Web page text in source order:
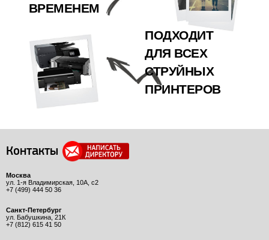
ВРЕМЕНЕМ
ПОДХОДИТ
ДЛЯ ВСЕХ
СТРУЙНЫХ
ПРИНТЕРОВ
Контакты
Москва
ул. 1-я Владимирская, 10А, с2
+7 (499) 444 50 36
Санкт-Петербург
ул. Бабушкина, 21К
+7 (812) 615 41 50